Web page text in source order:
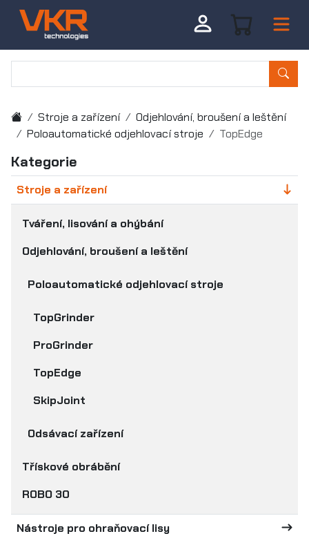
Stroje a zařízení
Odjehlování, broušení a leštění
Poloautomatické odjehlovací stroje
TopEdge
Kategorie
Stroje a zařízení
Tváření, lisování a ohýbání
Odjehlování, broušení a leštění
Poloautomatické odjehlovací stroje
TopGrinder
ProGrinder
TopEdge
SkipJoint
Odsávací zařízení
Třískové obrábění
ROBO 30
Nástroje pro ohraňovací lisy